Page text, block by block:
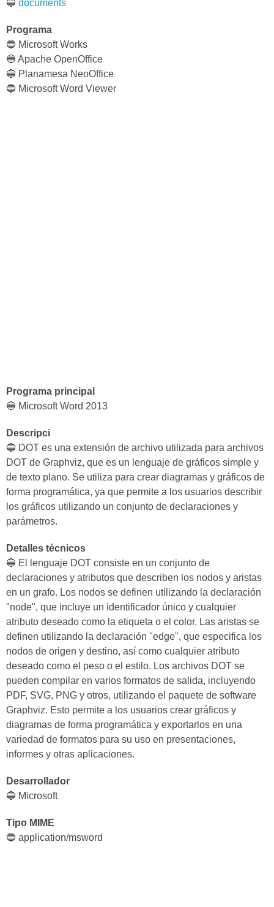
🔵 documents
Programa
🔵 Microsoft Works
🔵 Apache OpenOffice
🔵 Planamesa NeoOffice
🔵 Microsoft Word Viewer
Programa principal
🔵 Microsoft Word 2013
Descripci
🔵 DOT es una extensión de archivo utilizada para archivos
DOT de Graphviz, que es un lenguaje de gráficos simple y
de texto plano. Se utiliza para crear diagramas y gráficos de
forma programática, ya que permite a los usuarios describir
los gráficos utilizando un conjunto de declaraciones y
parámetros.
Detalles técnicos
🔵 El lenguaje DOT consiste en un conjunto de
declaraciones y atributos que describen los nodos y aristas
en un grafo. Los nodos se definen utilizando la declaración
"node", que incluye un identificador único y cualquier
atributo deseado como la etiqueta o el color. Las aristas se
definen utilizando la declaración "edge", que especifica los
nodos de origen y destino, así como cualquier atributo
deseado como el peso o el estilo. Los archivos DOT se
pueden compilar en varios formatos de salida, incluyendo
PDF, SVG, PNG y otros, utilizando el paquete de software
Graphviz. Esto permite a los usuarios crear gráficos y
diagramas de forma programática y exportarlos en una
variedad de formatos para su uso en presentaciones,
informes y otras aplicaciones.
Desarrollador
🔵 Microsoft
Tipo MIME
🔵 application/msword